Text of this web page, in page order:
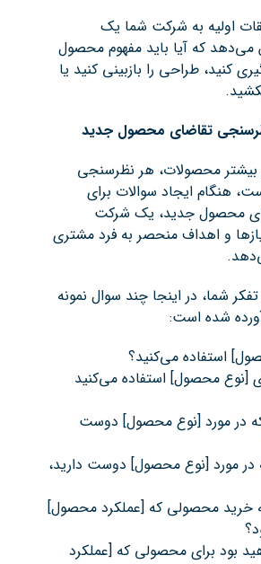
اولیه به شرکت شما یک
که آیا باید مفهوم محصول
کنید، طراحی را بازبینی کنید یا
تقاضای محصول جدید
بیشتر محصولات، هر نظرسنجی
هنگام ایجاد سوالات برای
محصول جدید، یک شرکت
و اهداف منحصر به فرد مشتری
شما، در اینجا چند سوال نمونه
شده است:
استفاده می‌کنید؟
[نوع محصول] استفاده می‌کنید
در مورد [نوع محصول] دوست
در مورد [نوع محصول] دوست دارید،
خرید محصولی که [عملکرد محصول]
بود برای محصولی که [عملکرد